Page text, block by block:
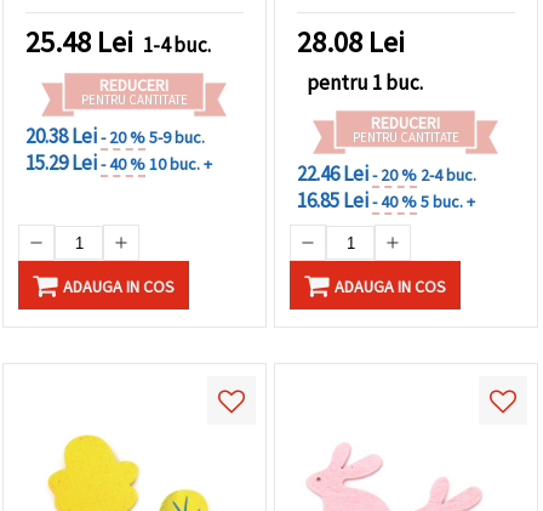
25.48 Lei 1-4 buc.
REDUCERI
PENTRU CANTITATE
20.38 Lei- 20 %5-9 buc.
15.29 Lei- 40 %10 buc. +
ADAUGA IN COS
28.08 Lei
pentru 1 buc.
REDUCERI
PENTRU CANTITATE
22.46 Lei- 20 % 2-4 buc.
16.85 Lei- 40 %5 buc. +
ADAUGA IN COS